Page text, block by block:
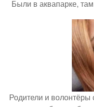
Были в аквапарке,
Родители и волонтёры